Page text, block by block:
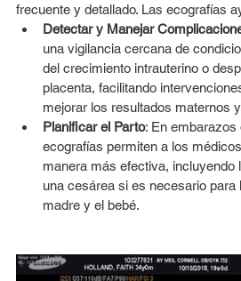
frecuente y detallado. Las ecografías
Detectar y Manejar
una vigilancia cercana de
del crecimiento intrauterino o
placenta, facilitando
mejorar los resultados maternos
Planificar el Parto: En embarazos
ecografías permiten a los
manera más efectiva, incluyendo
una cesárea si es necesario para
madre y el bebé.